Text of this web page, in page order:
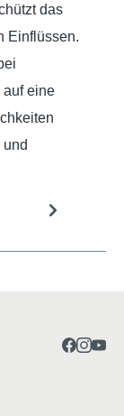
das
Einflüssen.
auf eine